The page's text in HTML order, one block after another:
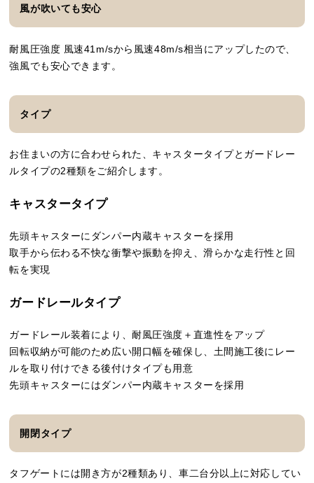
風が吹いても安心
耐風圧強度 風速41m/sから風速48m/s相当にアップしたので、
強風でも安心できます。
タイプ
お住まいの方に合わせられた、キャスタータイプとガードレー
ルタイプの2種類をご紹介します。
キャスタータイプ
先頭キャスターにダンパー内蔵キャスターを採用
取手から伝わる不快な衝撃や振動を抑え、滑らかな走行性と回
転を実現
ガードレールタイプ
ガードレール装着により、耐風圧強度＋直進性をアップ
回転収納が可能のため広い開口幅を確保し、土間施工後にレー
ルを取り付けできる後付けタイプも用意
先頭キャスターにはダンパー内蔵キャスターを採用
開閉タイプ
タフゲートには開き方が2種類あり、車二台分以上に対応してい